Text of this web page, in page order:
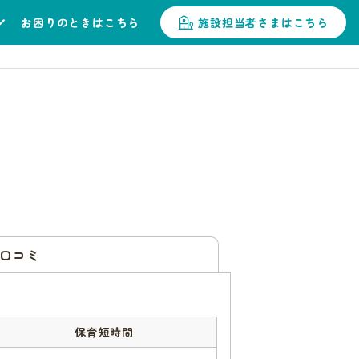
お困りのときはこちら 施設担当者さまはこちら
口コミ
保育短時間